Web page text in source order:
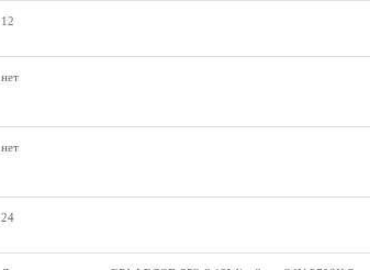
12
нет
нет
24